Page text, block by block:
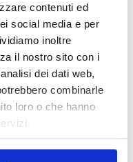
contenuti ed
social media e per
inoltre
il nostro sito con i
dei dati web,
combinarle
loro o che hanno